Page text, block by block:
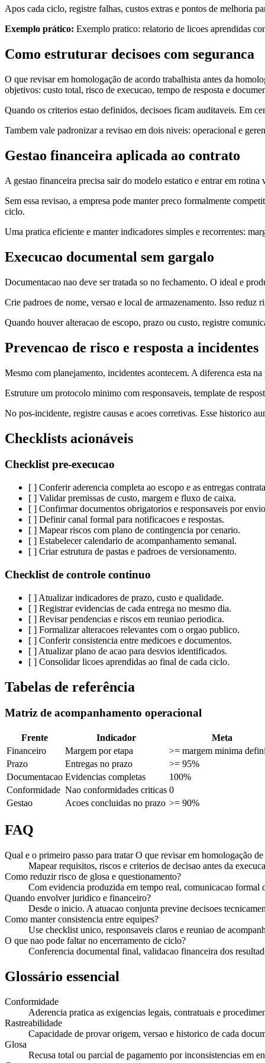
Apos cada ciclo, registre falhas, custos extras e pontos de melhoria
Exemplo prático: Exemplo pratico: relatorio de licoes aprendidas
Como estruturar decisoes com seguranca
O que revisar em homologação de acordo trabalhista antes da
objetivos: custo total, risco de execucao, tempo de resposta e
Quando os criterios estao definidos, decisoes ficam auditaveis. Em
Tambem vale padronizar a revisao em dois niveis: operacional e
Gestao financeira aplicada ao contrato
A gestao financeira precisa sair do modelo estatico e entrar em
Sem essa revisao, a empresa pode manter preco formalmente
ciclo.
Uma pratica eficiente e manter indicadores simples e recorrentes:
Execucao documental sem gargalo
Documentacao nao deve ser tratada so no fechamento. O ideal e
Crie padroes de nome, versao e local de armazenamento. Isso
Quando houver alteracao de escopo, prazo ou custo, registre
Prevencao de risco e resposta a incidentes
Mesmo com planejamento, incidentes acontecem. A diferenca esta
Estruture um protocolo minimo com responsaveis, template de
No pos-incidente, registre causas e acoes corretivas. Esse historico
Checklists acionáveis
Checklist pre-execucao
[ ] Conferir aderencia completa ao escopo e as entregas
[ ] Validar premissas de custo, margem e fluxo de caixa.
[ ] Confirmar documentos obrigatorios e responsaveis por
[ ] Definir canal formal para notificacoes e respostas.
[ ] Mapear riscos com plano de contingencia por cenario.
[ ] Estabelecer calendario de acompanhamento semanal.
[ ] Criar estrutura de pastas e padroes de versionamento.
Checklist de controle continuo
[ ] Atualizar indicadores de prazo, custo e qualidade.
[ ] Registrar evidencias de cada entrega no mesmo dia.
[ ] Revisar pendencias e riscos em reuniao periodica.
[ ] Formalizar alteracoes relevantes com o orgao publico.
[ ] Conferir consistencia entre medicoes e documentos.
[ ] Atualizar plano de acao para desvios identificados.
[ ] Consolidar licoes aprendidas ao final de cada ciclo.
Tabelas de referência
Matriz de acompanhamento operacional
Frente Indicador
Meta
Financeiro
Margem por etapa
>= margem minima
Prazo
Entregas no prazo
>= 95%
Documentacao Evidencias completas
100%
Conformidade Nao conformidades criticas 0
Gestao
Acoes concluidas no prazo >= 90%
FAQ
Qual e o primeiro passo para tratar O que revisar em homologação
Mapear requisitos, riscos e criterios de decisao antes da
Como reduzir risco de glosa e questionamento?
Com evidencia produzida em tempo real, comunicacao formal
Quando envolver juridico e financeiro?
Desde o inicio. A atuacao conjunta previne decisoes
Como manter consistencia entre equipes?
Use checklist unico, responsaveis claros e reuniao de
O que nao pode faltar no encerramento de ciclo?
Conferencia documental final, validacao financeira dos
Glossário essencial
Conformidade
Aderencia pratica as exigencias legais, contratuais e
Rastreabilidade
Capacidade de provar origem, versao e historico de cada
Glosa
Recusa total ou parcial de pagamento por inconsistencias em